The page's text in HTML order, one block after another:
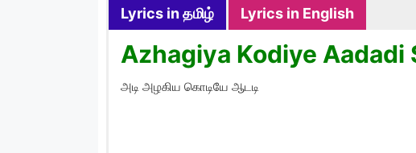
Lyrics in தமிழ் Lyrics in English
Azhagiya Kodiye Aadadi
அடி அழகிய கொடியே ஆடடி